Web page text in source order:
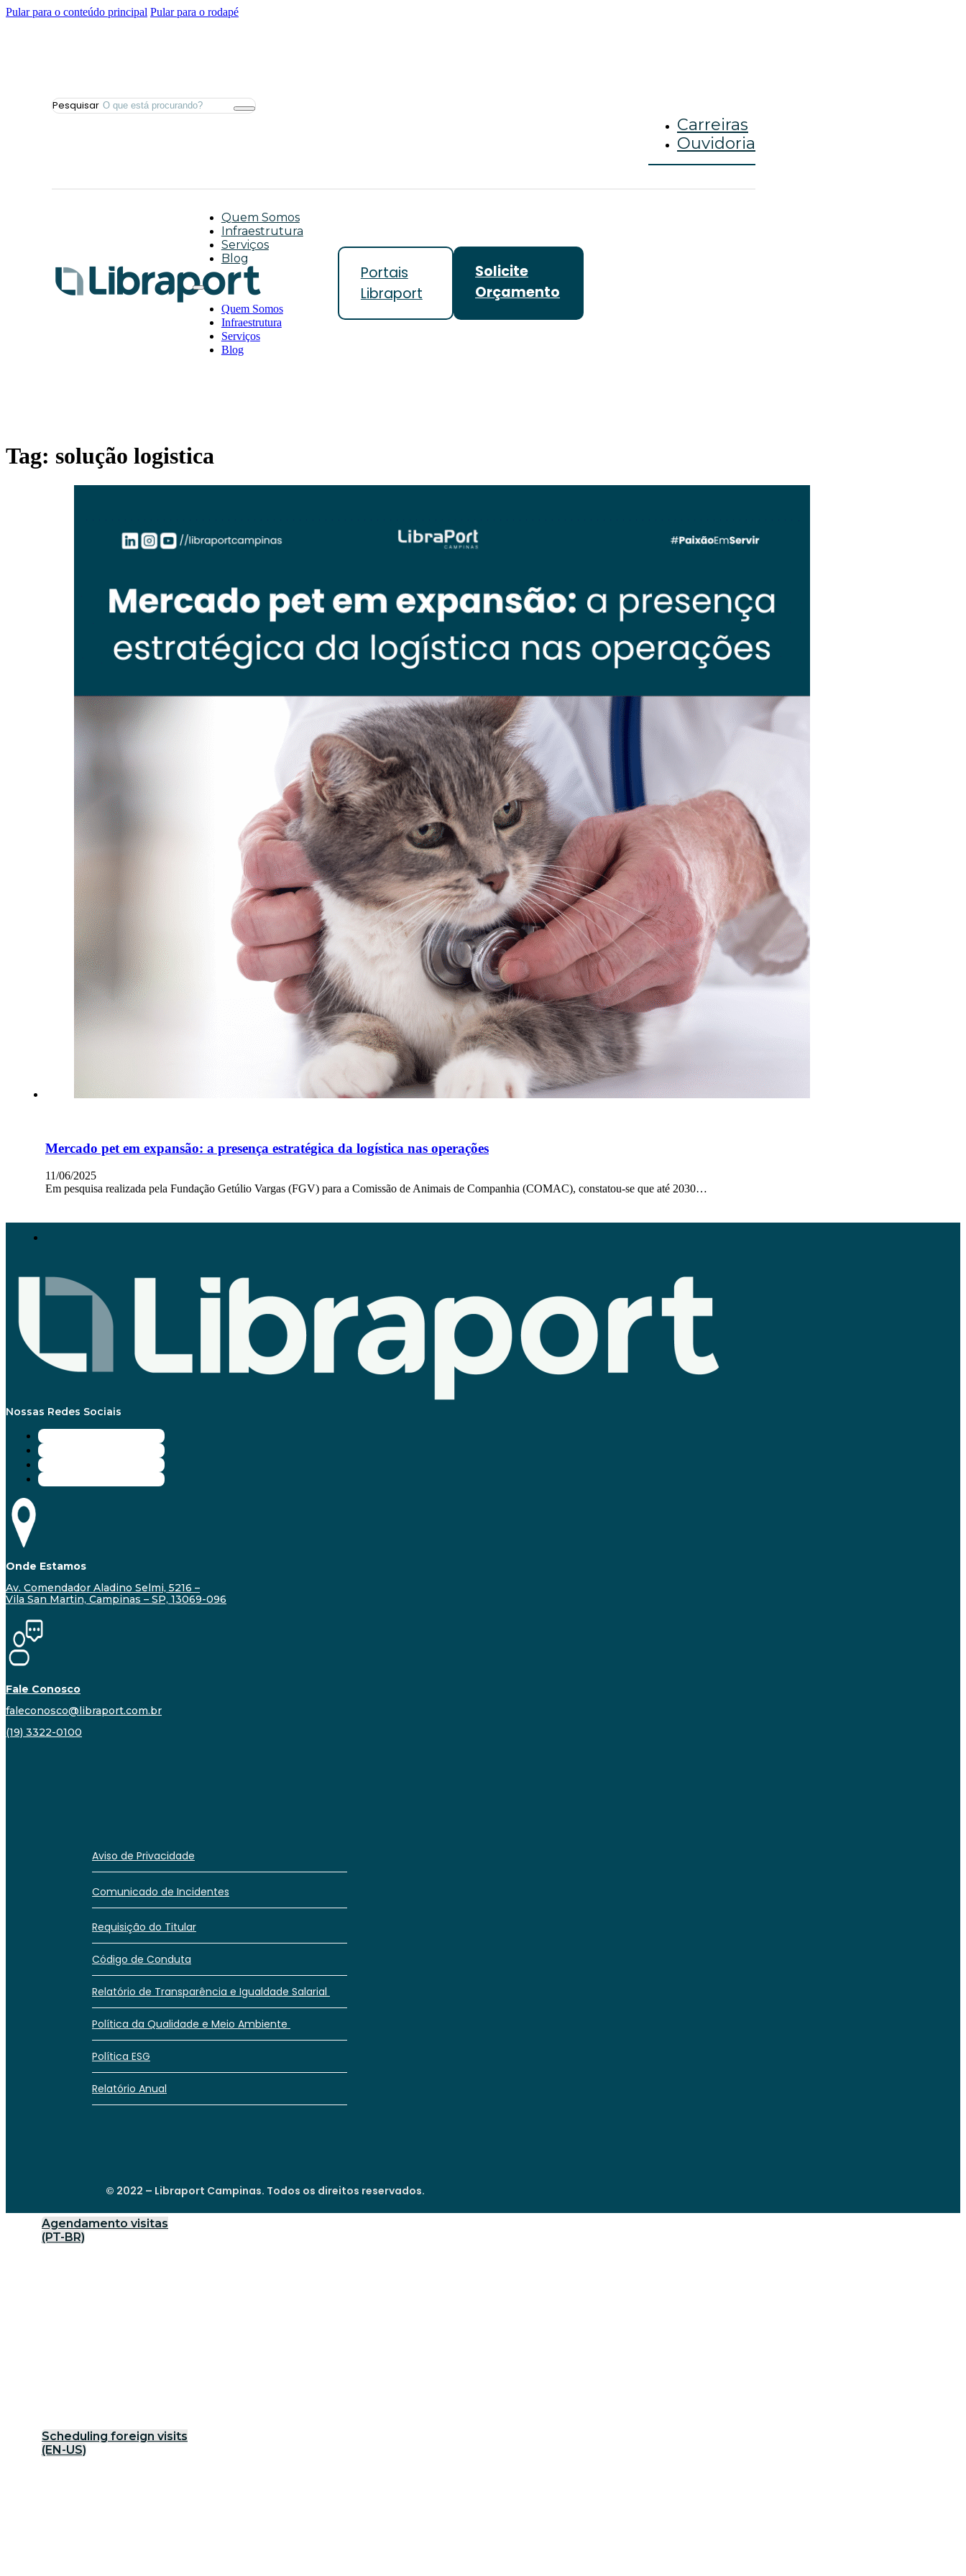
Pular para o conteúdo principal Pular para o rodapé
Pesquisar
Carreiras
Ouvidoria
Quem Somos
Infraestrutura
Serviços
Blog
Quem Somos
Infraestrutura
Serviços
Blog
Portais
Libraport
Solicite
Orçamento
Tag: solução logistica
Mercado pet em expansão: a presença estratégica da logística nas operações
11/06/2025
Em pesquisa realizada pela Fundação Getúlio Vargas (FGV) para a Comissão de Animais de Companhia (COMAC), constatou-se que até 2030…
Nossas Redes Sociais
Onde Estamos
Av. Comendador Aladino Selmi, 5216 –
Vila San Martin, Campinas – SP, 13069-096
Fale Conosco
faleconosco@libraport.com.br
(19) 3322-0100
Aviso de Privacidade
Comunicado de Incidentes
Requisição do Titular
Código de Conduta
Relatório de Transparência e Igualdade Salarial
Política da Qualidade e Meio Ambiente
Política ESG
Relatório Anual
© 2022 – Libraport Campinas. Todos os direitos reservados.
Agendamento visitas
(PT-BR)
Scheduling foreign visits
(EN-US)